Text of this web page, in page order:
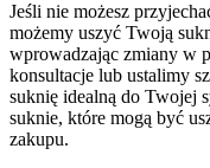
Jeśli nie możesz
możemy uszyć Twoją
wprowadzając zmiany w
konsultacje lub ustalimy
suknię idealną do Twojej
suknie, które mogą być
zakupu.